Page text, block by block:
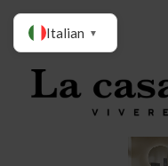
Italian ▼